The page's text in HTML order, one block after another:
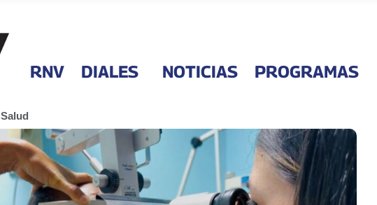
RNV DIALES NOTICIAS PROGRAMAS
Salud